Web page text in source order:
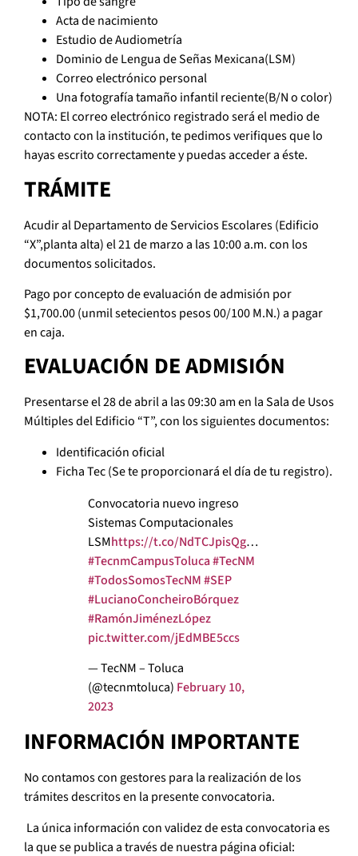
Acta de nacimiento
Estudio de Audiometría
Dominio de Lengua de Señas Mexicana(LSM)
Correo electrónico personal
Una fotografía tamaño infantil reciente(B/N o color)
NOTA: El correo electrónico registrado será el medio de
contacto con la institución, te pedimos verifiques que lo
hayas escrito correctamente y puedas acceder a éste.
TRÁMITE
Acudir al Departamento de Servicios Escolares (Edificio
“X”,planta alta) el 21 de marzo a las 10:00 a.m. con los
documentos solicitados.
Pago por concepto de evaluación de admisión por
$1,700.00 (unmil setecientos pesos 00/100 M.N.) a pagar
en caja.
EVALUACIÓN DE ADMISIÓN
Presentarse el 28 de abril a las 09:30 am en la Sala de Usos
Múltiples del Edificio “T”, con los siguientes documentos:
Identificación oficial
Ficha Tec (Se te proporcionará el día de tu registro).
Convocatoria nuevo ingreso
Sistemas Computacionales
LSMhttps://t.co/NdTCJpisQg…
#TecnmCampusToluca#TecNM
#TodosSomosTecNM#SEP
#LucianoConcheiroBórquez
#RamónJiménezLópez
pic.twitter.com/jEdMBE5ccs
— TecNM – Toluca
(@tecnmtoluca) February 10,
2023
INFORMACIÓN IMPORTANTE
No contamos con gestores para la realización de los
trámites descritos en la presente convocatoria.
La única información con validez de esta convocatoria es
la que se publica a través de nuestra página oficial: